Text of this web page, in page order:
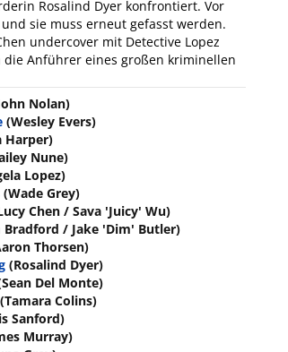
Rosalind Dyer konfrontiert. Vor
sie muss erneut gefasst werden.
undercover mit Detective Lopez
die Anführer eines großen kriminellen
Nolan)
(Wesley Evers)
Harper)
Nune)
Lopez)
(Wade Grey)
Chen / Sava 'Juicy' Wu)
Bradford / Jake 'Dim' Butler)
Thorsen)
(Rosalind Dyer)
Del Monte)
(Tamara Colins)
Sanford)
Murray)